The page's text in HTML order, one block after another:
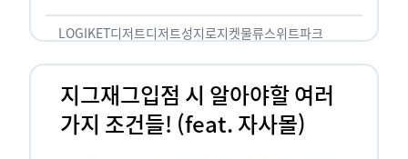
LOGIKET디저트디저트성지로지켓물류스위트파크
지그재그입점 시 알아야할 여러
가지 조건들! (feat. 자사몰)